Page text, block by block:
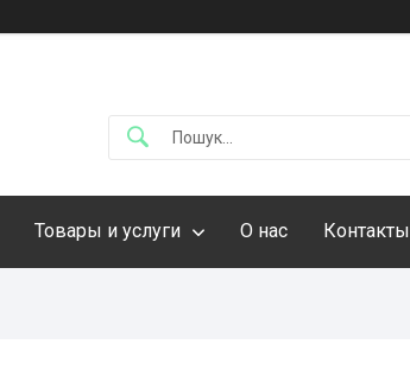
Товары и услуги О нас Контакты